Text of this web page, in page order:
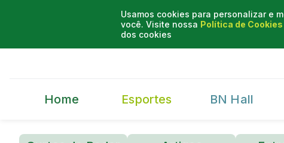
Usamos cookies para personalizar e
você. Visite nossa Política de Cookies
dos cookies
Home Esportes BN Hall